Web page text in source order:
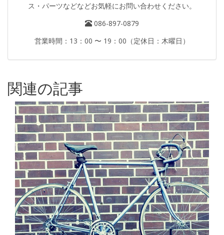
ス・パーツなどなどお気軽にお問い合わせください。
086-897-0879
営業時間：13：00 〜 19：00（定休日：木曜日）
関連の記事